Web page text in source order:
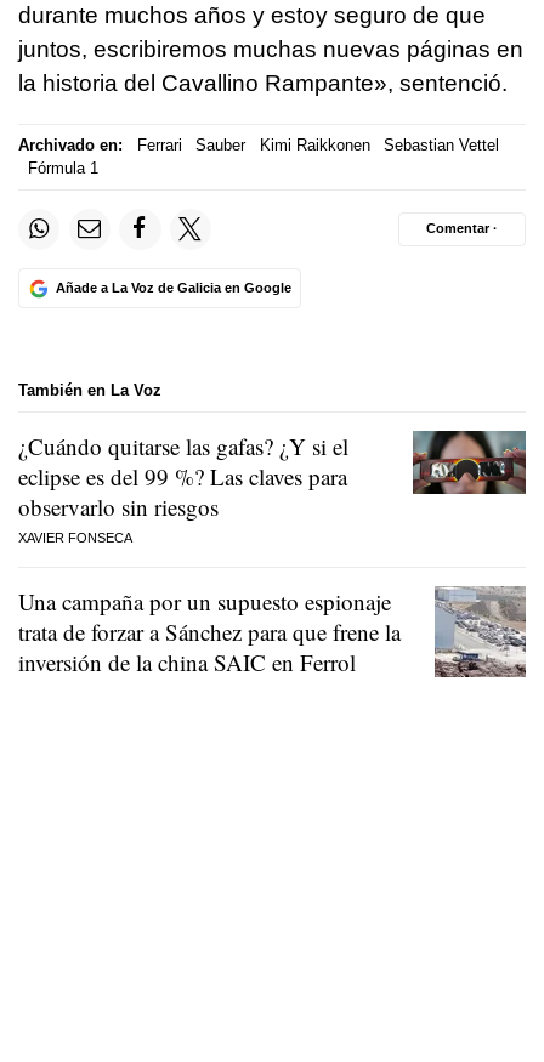
durante muchos años y estoy seguro de que
juntos, escribiremos muchas nuevas páginas en
la historia del Cavallino Rampante», sentenció.
Archivado en: Ferrari Sauber Kimi Raikkonen
Sebastian Vettel
Fórmula 1
Añade a La Voz de Galicia en Google
Comentar ·
También en La Voz
¿Cuándo quitarse las gafas? ¿Y si el
eclipse es del 99 %? Las claves para
observarlo sin riesgos
XAVIER FONSECA
Una campaña por un supuesto espionaje
trata de forzar a Sánchez para que frene la
inversión de la china SAIC en Ferrol